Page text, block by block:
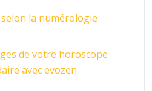
la numérologie
de votre horoscope
avec evozen